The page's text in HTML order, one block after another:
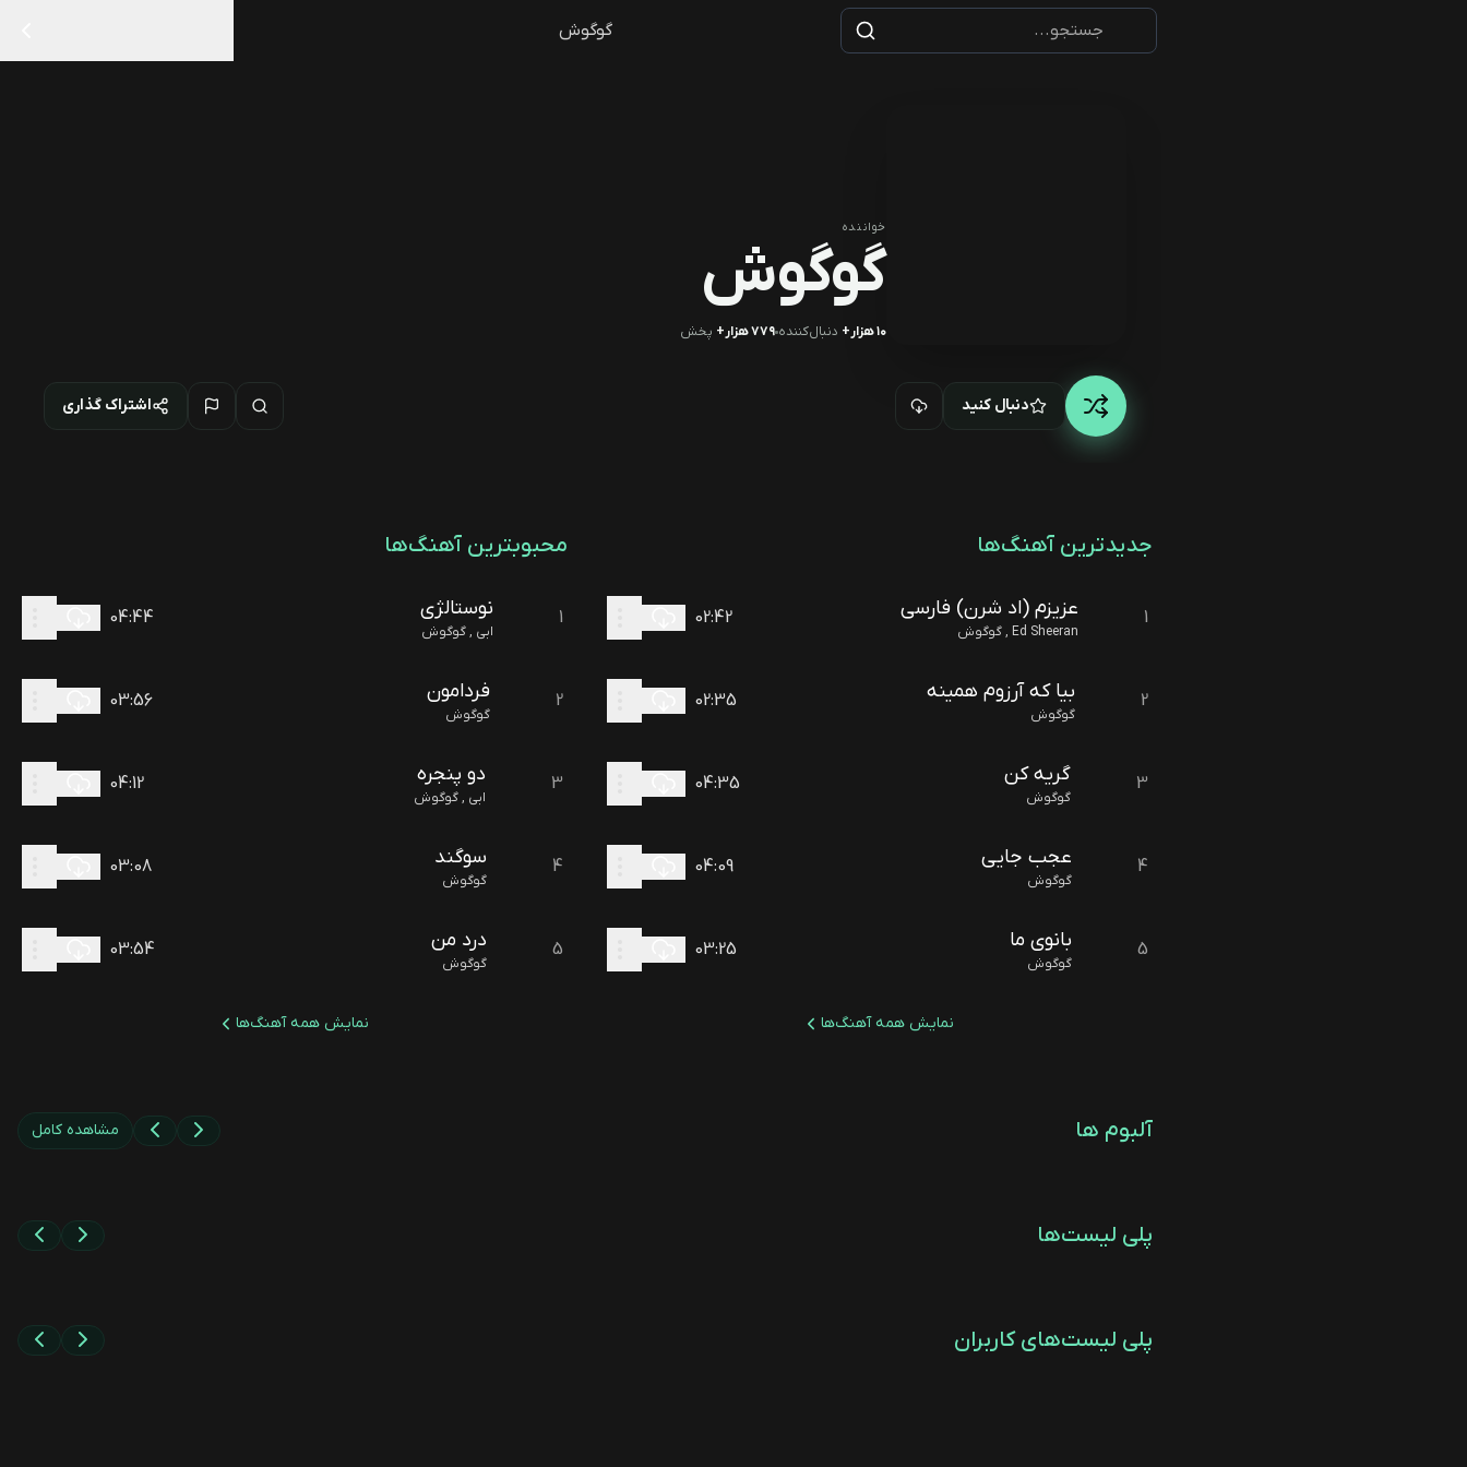
گوگوش
خواننده
گوگوش
۱۰ هزار+ دنبال‌کننده ۷۷۹ هزار+ پخش
دنبال کنید اشتراک گذاری
جدیدترین آهنگ‌ها
1 عزیزم (اد شرن) فارسی
Ed Sheeran , گوگوش
02:42
2 بیا که آرزوم همینه
گوگوش
02:35
3 گریه کن
گوگوش
04:35
4 عجب جایی
گوگوش
04:09
5 بانوی ما
گوگوش
03:25
نمایش همه آهنگ‌ها
محبوبترین آهنگ‌ها
1 نوستالژی
ابی , گوگوش
04:44
2 فردامون
گوگوش
03:56
3 دو پنجره
ابی , گوگوش
04:12
4 سوگند
گوگوش
03:08
5 درد من
گوگوش
03:54
نمایش همه آهنگ‌ها
آلبوم ها مشاهده کامل
پلی لیست‌ها
پلی لیست‌های کاربران